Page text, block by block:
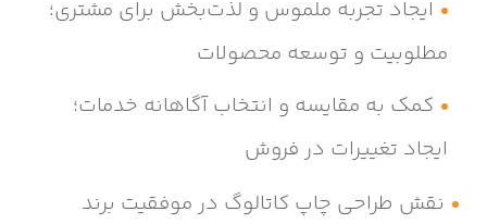
ایجاد تجربه ملموس و لذت‌بخش برای مشتری؛
مطلوبیت و توسعه محصولات
کمک به مقایسه و انتخاب آگاهانه خدمات؛
ایجاد تغییرات در فروش
نقش طراحی چاپ کاتالوگ در موفقیت برند